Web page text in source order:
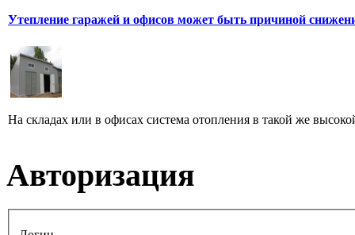
Утепление гаражей и офисов может быть причиной
На складах или в офисах система отопления в такой же
Авторизация